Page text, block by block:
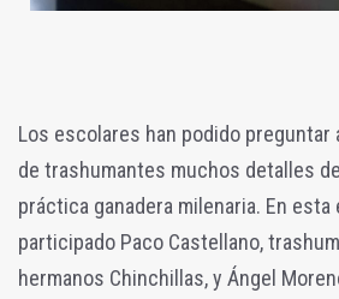
Los escolares han podido preguntar
de trashumantes muchos detalles
práctica ganadera milenaria. En esta
participado Paco Castellano,
hermanos Chinchillas, y Ángel